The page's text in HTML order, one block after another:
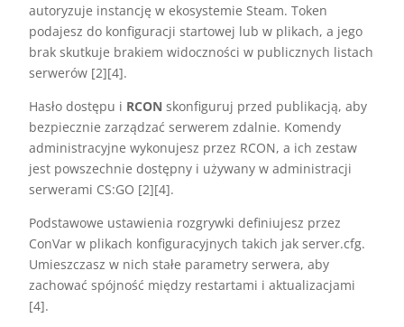
autoryzuje instancję w ekosystemie Steam. Token
podajesz do konfiguracji startowej lub w plikach, a jego
brak skutkuje brakiem widoczności w publicznych listach
serwerów [2][4].
Hasło dostępu i RCON skonfiguruj przed publikacją, aby
bezpiecznie zarządzać serwerem zdalnie. Komendy
administracyjne wykonujesz przez RCON, a ich zestaw
jest powszechnie dostępny i używany w administracji
serwerami CS:GO [2][4].
Podstawowe ustawienia rozgrywki definiujesz przez
ConVar w plikach konfiguracyjnych takich jak server.cfg.
Umieszczasz w nich stałe parametry serwera, aby
zachować spójność między restartami i aktualizacjami
[4].